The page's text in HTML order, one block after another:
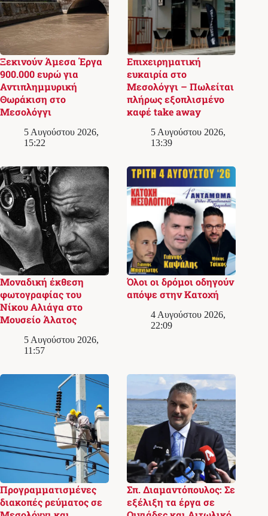
Ξεκινούν Άμεσα Έργα
900.000 ευρώ για
Αντιπλημμυρική
Θωράκιση στο
Μεσολόγγι
5 Αυγούστου 2026,
15:22
Επιχειρηματική
ευκαιρία στο
Μεσολόγγι – Πωλείται
πλήρως εξοπλισμένο
καφέ take away
5 Αυγούστου 2026,
13:39
Μοναδική έκθεση
φωτογραφίας του
Νίκου Αλιάγα στο
Μουσείο Άλατος
5 Αυγούστου 2026,
11:57
Όλοι οι δρόμοι οδηγούν
απόψε στην Κατοχή
4 Αυγούστου 2026,
22:09
Προγραμματισμένες
διακοπές ρεύματος σε
Σπ. Διαμαντόπουλος: Σε
εξέλιξη τα έργα σε